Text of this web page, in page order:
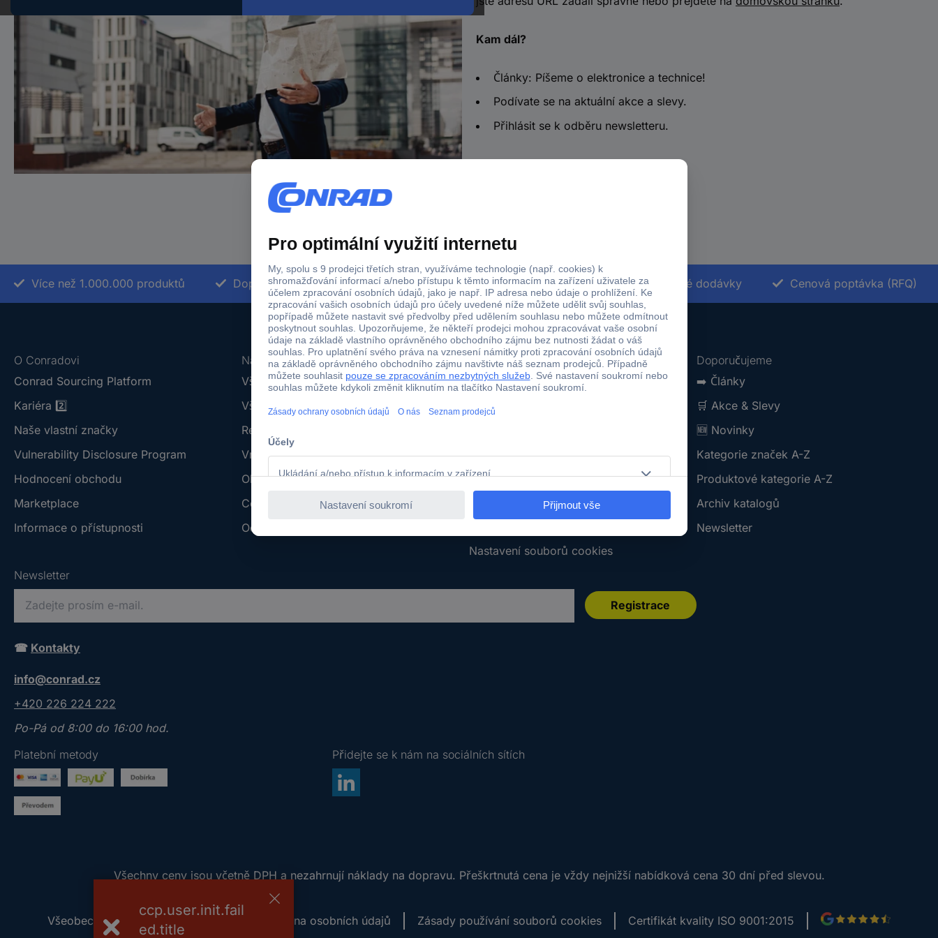
Kam dál?
Články: Píšeme o elektronice a technice!
Podívate se na aktuální akce a slevy.
Přihlásit se k odběru newsletteru.
Více než 1.000.000 produktů Doprava zdarma od 2.500 Kč s DPH Technická podpora Termínované dodávky Cenová poptávka (RFQ)
O Conradovi
Conrad Sourcing Platform
Kariéra 2️⃣
Naše vlastní značky
Vulnerability Disclosure Program
Hodnocení obchodu
Marketplace
Informace o přístupnosti
Nápověda
Vše o dopravě zboží
Vše o platbě za zboží
Reklamace zboží
Vrácení zboží
Obchodní podmínky
Centrum dokumentace
Odstoupit od smlouvy
Služby
Všechny služby
Kalibrační služba
Plakáty do škol
Poptávkový formulář
E-Procurement
Nastavení souborů cookies
Doporučujeme
➡️ Články
🛒 Akce & Slevy
🆕 Novinky
Kategorie značek A-Z
Produktové kategorie A-Z
Archiv katalogů
Newsletter
Newsletter
s
m
z
d
e
j
t
Registrace
☎ Kontakty
info@conrad.cz
+420 226 224 222
Po-Pá od 8:00 do 16:00 hod.
Platební metody
Přidejte se k nám na sociálních sítích
Všechny ceny jsou včetně DPH a nezahrnují náklady na dopravu. Přeškrtnutá cena je vždy nejnižší nabídková cena 30 dní před slevou.
Všeobecné obchodní podmínky Ochrana osobních údajů Zásady používání souborů cookies Certifikát kvality ISO 9001:2015
ccp.user.init.fail
ed.title